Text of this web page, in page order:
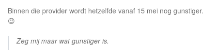
Binnen die provider wordt hetzelfde vanaf 15 mei nog gunstiger.
😉
Zeg mij maar wat gunstiger is.